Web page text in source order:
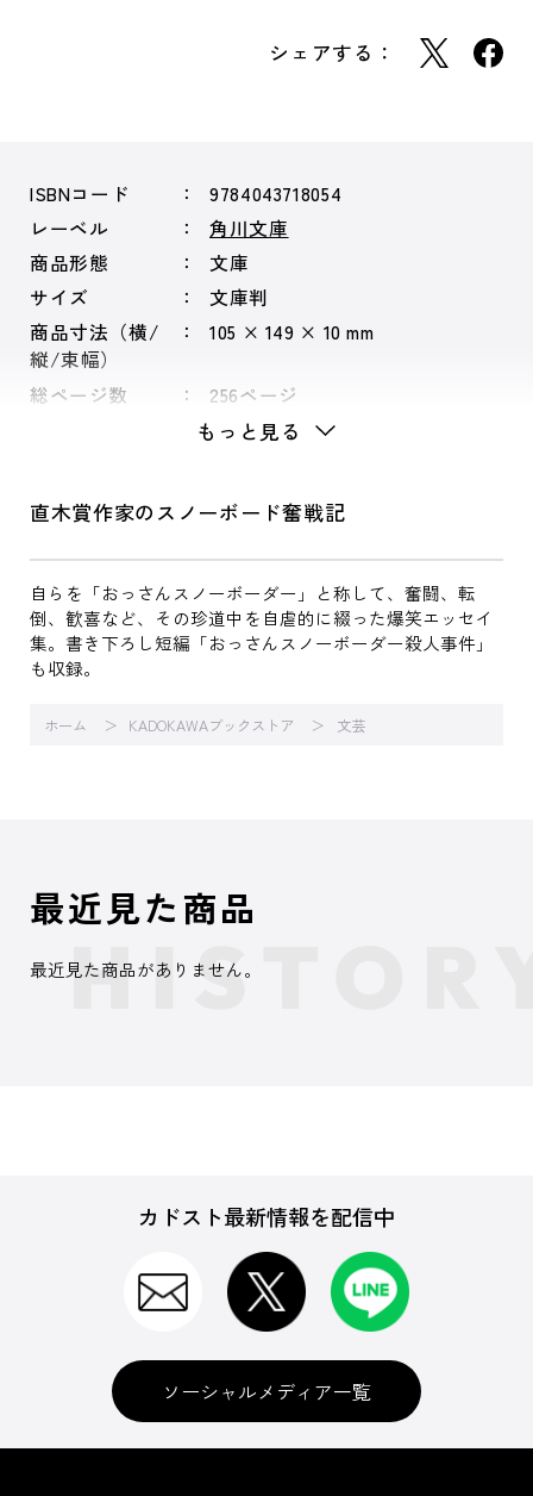
シェアする：
ISBNコード
9784043718054
レーベル
角川文庫
商品形態
文庫
サイズ
文庫判
商品寸法（横/
縦/束幅）
105 × 149 × 10 mm
総ページ数 256ページ
もっと見る
直木賞作家のスノーボード奮戦記
自らを「おっさんスノーボーダー」と称して、奮闘、転
倒、歓喜など、その珍道中を自虐的に綴った爆笑エッセイ
集。書き下ろし短編「おっさんスノーボーダー殺人事件」
も収録。
ホーム KADOKAWAブックストア 文芸
最近見た商品
最近見た商品がありません。
カドスト最新情報を配信中
ソーシャルメディア一覧